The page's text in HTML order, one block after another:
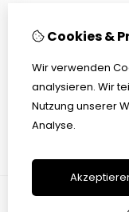
Übersicht
Abholen
AGB
Widerrufsbelehrung
Cookies &
Wir verwenden
analysieren. Wir
Nutzung unserer
Analyse.